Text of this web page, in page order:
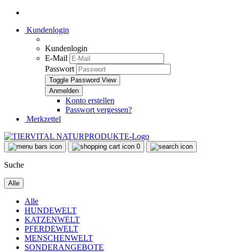
Kundenlogin
Kundenlogin
E-Mail
Passwort
Toggle Password View
Konto erstellen
Passwort vergessen?
Merkzettel
0
Suche
Alle
Alle
HUNDEWELT
KATZENWELT
PFERDEWELT
MENSCHENWELT
SONDERANGEBOTE